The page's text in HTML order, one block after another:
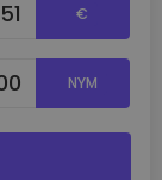
€
NYM